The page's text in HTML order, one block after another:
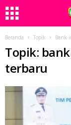
Beranda Topik Bank
Topik:
terbaru